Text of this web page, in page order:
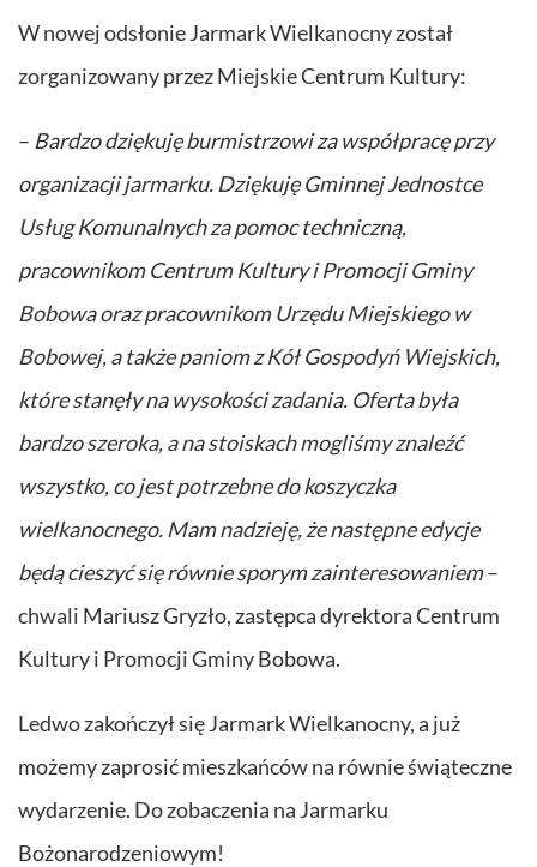
W nowej odsłonie Jarmark Wielkanocny został
zorganizowany przez Miejskie Centrum Kultury:
– Bardzo dziękuję burmistrzowi za współpracę przy
organizacji jarmarku. Dziękuję Gminnej Jednostce
Usług Komunalnych za pomoc techniczną,
pracownikom Centrum Kultury i Promocji Gminy
Bobowa oraz pracownikom Urzędu Miejskiego w
Bobowej, a także paniom z Kół Gospodyń Wiejskich,
które stanęły na wysokości zadania. Oferta była
bardzo szeroka, a na stoiskach mogliśmy znaleźć
wszystko, co jest potrzebne do koszyczka
wielkanocnego. Mam nadzieję, że następne edycje
będą cieszyć się równie sporym zainteresowaniem–
chwali Mariusz Gryzło, zastępca dyrektora Centrum
Kultury i Promocji Gminy Bobowa.
Ledwo zakończył się Jarmark Wielkanocny, a już
możemy zaprosić mieszkańców na równie świąteczne
wydarzenie. Do zobaczenia na Jarmarku
Bożonarodzeniowym!